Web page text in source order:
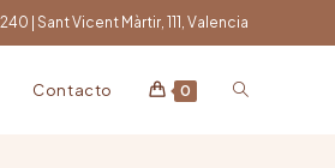
| Sant Vicent Màrtir, 111, Valencia
Contacto 0